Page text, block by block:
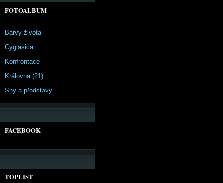
FOTOALBUM
Barvy života
Cyglasica
Konfrontace
Královna (21)
Sny a představy
FACEBOOK
TOPLIST